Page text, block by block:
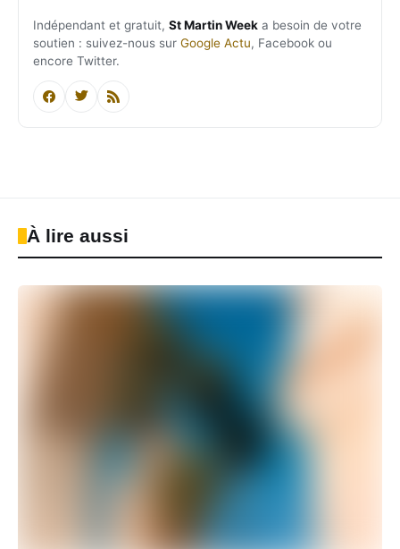
Indépendant et gratuit, St Martin Week a besoin de votre
soutien : suivez-nous sur Google Actu, Facebook ou
encore Twitter.
À lire aussi